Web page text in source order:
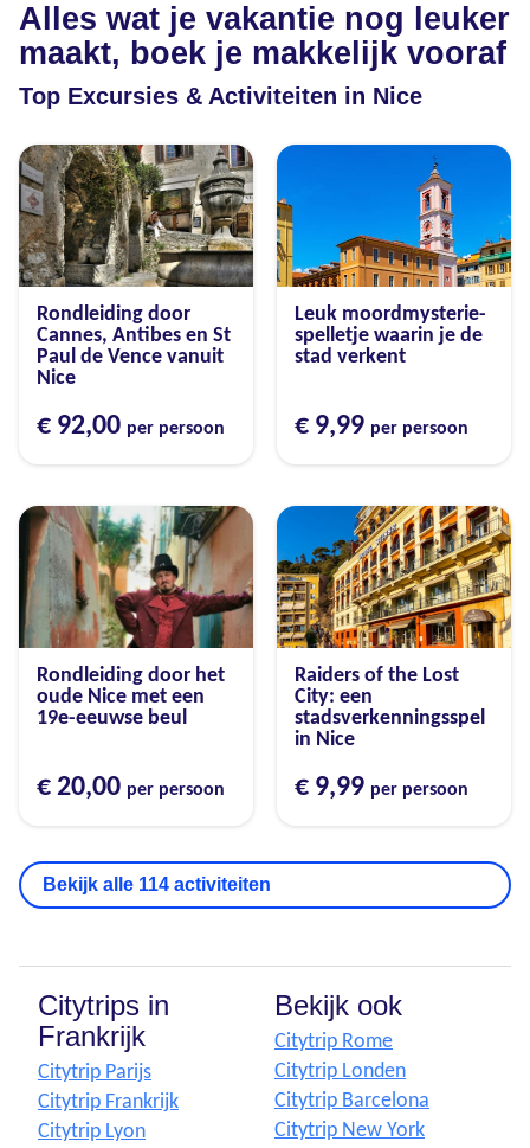
Alles wat je vakantie nog leuker
maakt, boek je makkelijk vooraf
Top Excursies & Activiteiten in Nice
Rondleiding door
Cannes, Antibes en St
Paul de Vence vanuit
Nice
€ 92,00 per persoon
Leuk moordmysterie-
spelletje waarin je de
stad verkent
€ 9,99 per persoon
Rondleiding door het
oude Nice met een
19e-eeuwse beul
€ 20,00 per persoon
Raiders of the Lost
City: een
stadsverkenningsspel
in Nice
€ 9,99 per persoon
Bekijk alle 114 activiteiten
Citytrips in
Frankrijk
Citytrip Parijs
Citytrip Frankrijk
Citytrip Lyon
Bekijk ook
Citytrip Rome
Citytrip Londen
Citytrip Barcelona
Citytrip New York